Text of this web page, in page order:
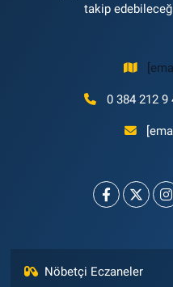
takip
0 384 212 9
Nöbetçi Eczaneler